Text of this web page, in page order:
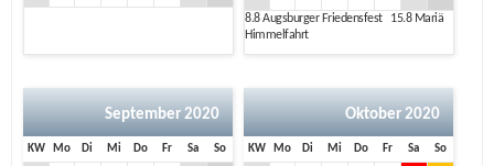
8.8Augsburger Friedensfest 15.8Mariä
Himmelfahrt
September 2020
KW Mo Di Mi Do Fr Sa So
Oktober 2020
KW Mo Di Mi Do Fr Sa So